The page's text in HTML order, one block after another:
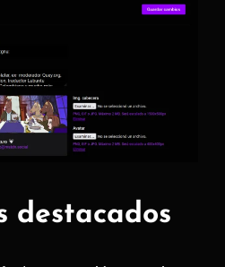
destacados